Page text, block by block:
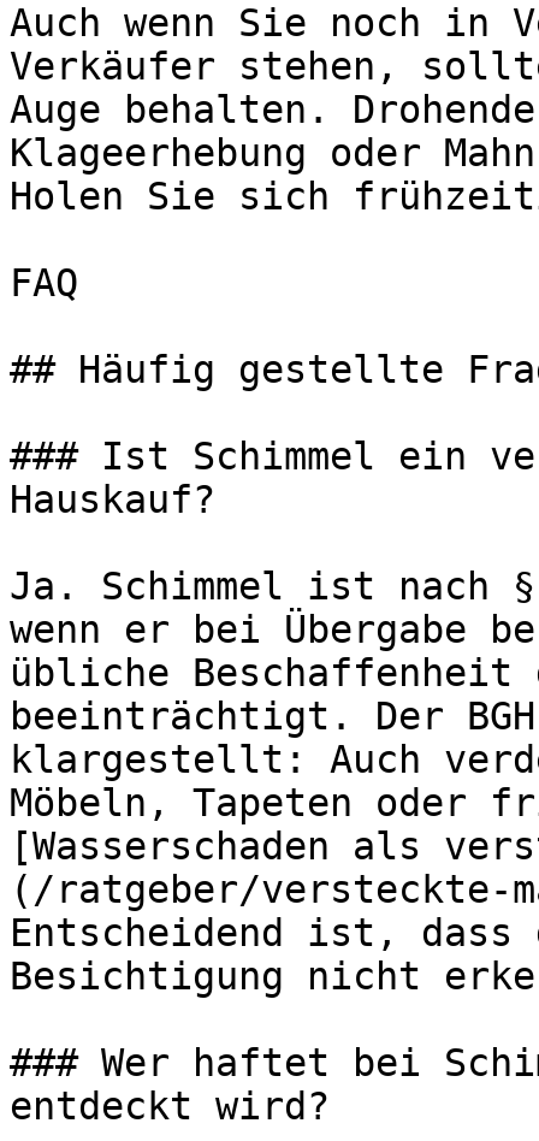
Auch wenn Sie noch in
Verkäufer stehen,
Auge behalten.
Klageerhebung oder
Holen Sie sich
FAQ
## Häufig gestellte
### Ist Schimmel ein
Hauskauf?
Ja. Schimmel ist nach §
wenn er bei Übergabe
übliche Beschaffenheit
beeinträchtigt. Der
klargestellt: Auch
Möbeln, Tapeten oder
[Wasserschaden als
(/ratgeber/versteckte-
Entscheidend ist, dass
Besichtigung nicht
### Wer haftet bei
entdeckt wird?